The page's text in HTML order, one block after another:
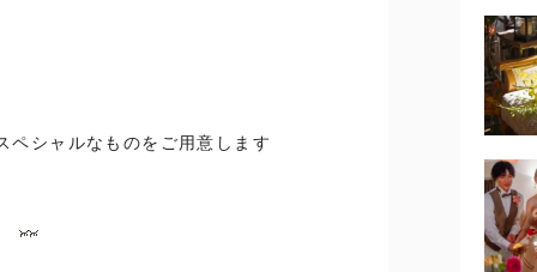
ペシャルなものをご用意します